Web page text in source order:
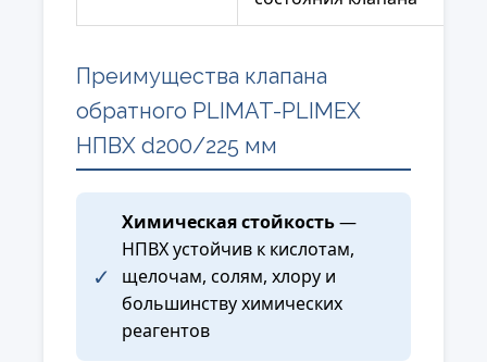
Преимущества клапана
обратного PLIMAT-PLIMEX
НПВХ d200/225 мм
✓
Химическая стойкость—
НПВХ устойчив к кислотам,
щелочам, солям, хлору и
большинству химических
реагентов